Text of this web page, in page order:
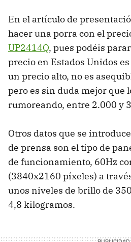
En el artículo de
hacer una porra con el
UP2414Q, pues podéis
precio en Estados Unidos es
un precio alto, no es
pero es sin duda mejor que
rumoreando, entre 2.000 y
Otros datos que se
de prensa son el tipo de
de funcionamiento, 60Hz
(3840x2160 píxeles) a
unos niveles de brillo de
4,8 kilogramos.